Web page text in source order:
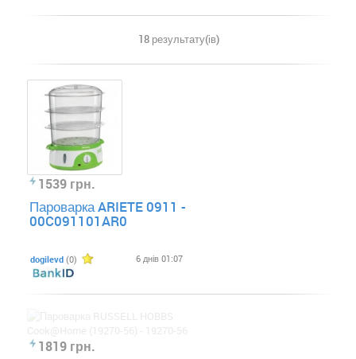
18 результату(ів)
1539 грн.
Пароварка ARIETE 0911 -
00C091101AR0
dogilevd (0) 6 днів 01:07
1819 грн.